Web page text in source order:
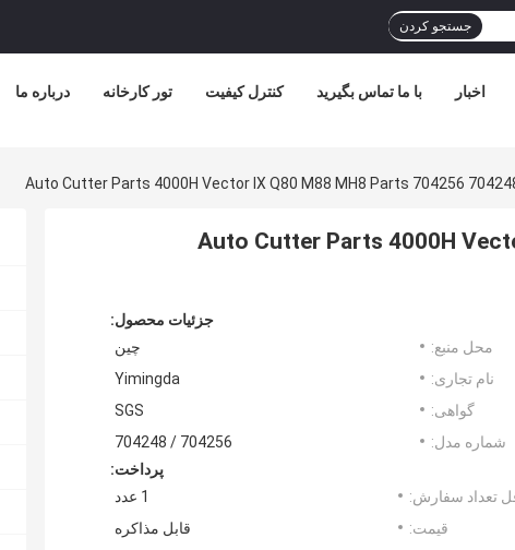
جستجو کردن
درباره ما تور کارخانه کنترل کیفیت با ما تماس بگیرید اخبار
Auto Cutter Parts 4000H Vector IX Q80 M88 MH8 Parts 704256
Auto Cutter Parts 4000H
جزئیات محصول:
محل منبع:
چین
نام تجاری:
Yimingda
گواهی:
SGS
شماره مدل:
704256 / 704248
پرداخت:
تعداد سفارش:
1 عدد
قیمت:
قابل مذاکره